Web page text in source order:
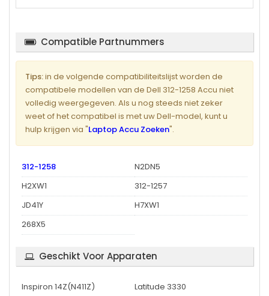
Compatible Partnummers
Tips:in de volgende compatibiliteitslijst worden de
compatibele modellen van de Dell 312-1258 Accu niet
volledig weergegeven. Als u nog steeds niet zeker
weet of het compatibel is met uw Dell-model, kunt u
hulp krijgen via "Laptop Accu Zoeken".
312-1258
N2DN5
H2XW1
312-1257
JD41Y
H7XW1
268X5
Geschikt Voor Apparaten
Inspiron 14Z(N411Z) Latitude 3330